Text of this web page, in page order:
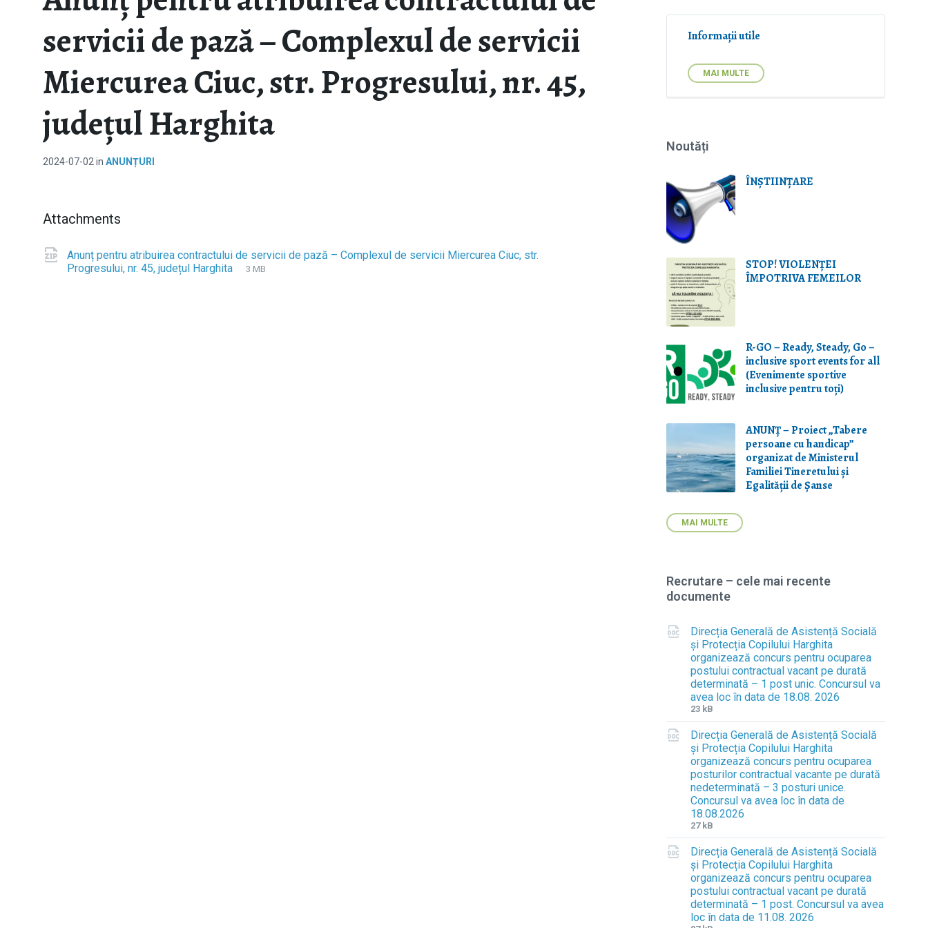
servicii de pază – Complexul de servicii
Miercurea Ciuc, str. Progresului, nr. 45,
județul Harghita
2024-07-02 in ANUNȚURI
Attachments
Anunț pentru atribuirea contractului de servicii de pază – Complexul de servicii Miercurea Ciuc, str.
Progresului, nr. 45, județul Harghita
F
z
F
3 MB
Informații utile
MAI MULTE
Noutăți
ÎNȘTIINȚARE
STOP! VIOLENŢEI
ÎMPOTRIVA FEMEILOR
R-GO – Ready, Steady, Go –
inclusive sport events for all
(Evenimente sportive
inclusive pentru toți)
ANUNȚ – Proiect „Tabere
persoane cu handicap”
organizat de Ministerul
Familiei Tineretului și
Egalității de Șanse
MAI MULTE
Recrutare – cele mai recente
documente
Direcția Generală de Asistență Socială
și Protecția Copilului Harghita
organizează concurs pentru ocuparea
postului contractual vacant pe durată
determinată – 1 post unic. Concursul va
avea loc în data de 18.08. 2026
F
i
l
e
e
x
t
e
n
s
i
o
n
:
d
o
c
F
i
l
e
s
i
z
e
:
23 kB
Direcția Generală de Asistență Socială
și Protecția Copilului Harghita
organizează concurs pentru ocuparea
posturilor contractual vacante pe durată
nedeterminată – 3 posturi unice.
Concursul va avea loc în data de
18.08.2026
F
i
l
e
e
x
t
e
F
i
l
e
s
i
z
e
27 kB
Direcția Generală de Asistență Socială
și Protecția Copilului Harghita
organizează concurs pentru ocuparea
postului contractual vacant pe durată
determinată – 1 post. Concursul va avea
loc în data de 11.08. 2026